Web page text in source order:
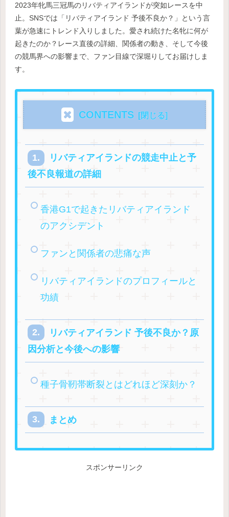
2023年牝馬三冠馬のリバティアイランドが突如レースを中
止。SNSでは「リバティアイランド 予後不良か？」という言
葉が急速にトレンド入りしました。愛され続けた名牝に何が
起きたのか？レース直後の詳細、関係者の動き、そして今後
の競馬界への影響まで、ファン目線で深堀りしてお届けしま
す。
CONTENTS
リバティアイランドの競走中止と予
後不良報道の詳細
香港G1で起きたリバティアイランド
のアクシデント
ファンと関係者の悲痛な声
リバティアイランドのプロフィールと
功績
リバティアイランド 予後不良か？原
因分析と今後への影響
種子骨靭帯断裂とはどれほど深刻か？
まとめ
スポンサーリンク